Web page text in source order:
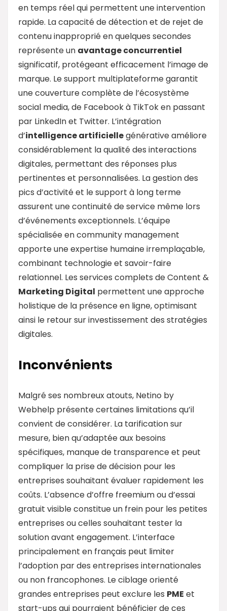
en temps réel qui permettent une intervention
rapide. La capacité de détection et de rejet de
contenu inapproprié en quelques secondes
représente un avantage concurrentiel
significatif, protégeant efficacement l’image de
marque. Le support multiplateforme garantit
une couverture complète de l’écosystème
social media, de Facebook à TikTok en passant
par LinkedIn et Twitter. L’intégration
d’intelligence artificiellegénérative améliore
considérablement la qualité des interactions
digitales, permettant des réponses plus
pertinentes et personnalisées. La gestion des
pics d’activité et le support à long terme
assurent une continuité de service même lors
d’événements exceptionnels. L’équipe
spécialisée en community management
apporte une expertise humaine irremplaçable,
combinant technologie et savoir-faire
relationnel. Les services complets de Content &
Marketing Digital permettent une approche
holistique de la présence en ligne, optimisant
ainsi le retour sur investissement des stratégies
digitales.
Inconvénients
Malgré ses nombreux atouts, Netino by
Webhelp présente certaines limitations qu’il
convient de considérer. La tarification sur
mesure, bien qu’adaptée aux besoins
spécifiques, manque de transparence et peut
compliquer la prise de décision pour les
entreprises souhaitant évaluer rapidement les
coûts. L’absence d’offre freemium ou d’essai
gratuit visible constitue un frein pour les petites
entreprises ou celles souhaitant tester la
solution avant engagement. L’interface
principalement en français peut limiter
l’adoption par des entreprises internationales
ou non francophones. Le ciblage orienté
grandes entreprises peut exclure les PME et
start-ups qui pourraient bénéficier de ces